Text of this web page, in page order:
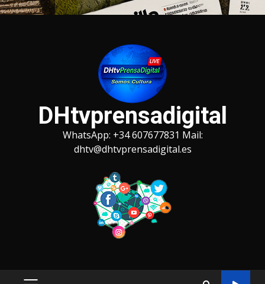
DHtvprensadigital
WhatsApp: +34 607677831 Mail:
dhtv@dhtvprensadigital.es